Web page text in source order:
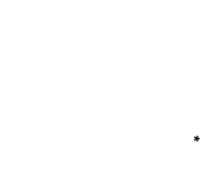
*مطلوبة